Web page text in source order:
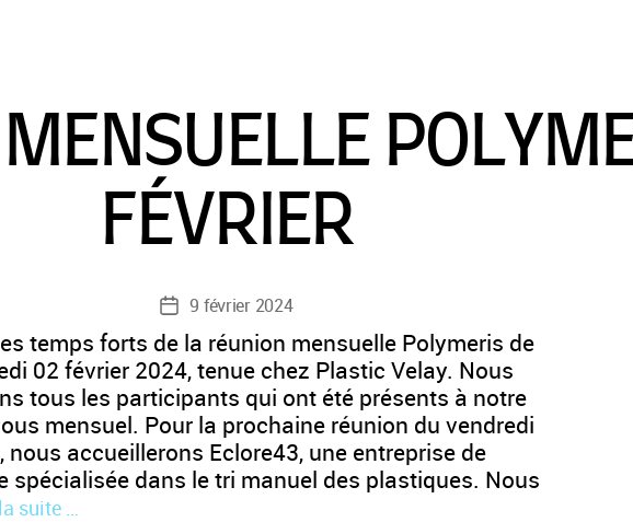
FÉVRIER
Date
de
l’article
9 février 2024
temps forts de la réunion mensuelle Polymeris de
02 février 2024, tenue chez Plastic Velay. Nous
tous les participants qui ont été présents à notre
mensuel. Pour la prochaine réunion du vendredi
nous accueillerons Eclore43, une entreprise de
spécialisée dans le tri manuel des plastiques. Nous
suite …